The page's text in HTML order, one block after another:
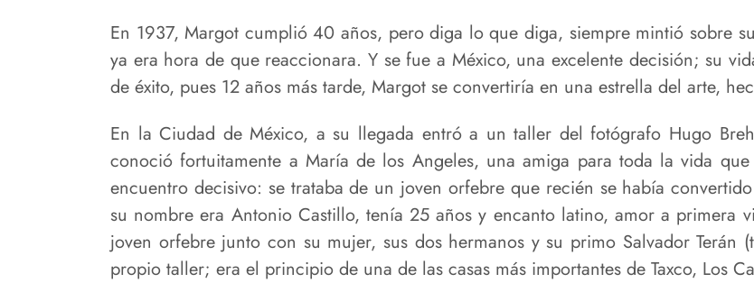
En 1937, Margot cumplió 40 años, pero diga lo que diga, siempre mintió sobre
ya era hora de que reaccionara. Y se fue a México, una excelente decisión; su
de éxito, pues 12 años más tarde, Margot se convertiría en una estrella del arte,
En la Ciudad de México, a su llegada entró a un taller del fotógrafo Hugo
conoció fortuitamente a María de los Angeles, una amiga para toda la vida
encuentro decisivo: se trataba de un joven orfebre que recién se había
su nombre era Antonio Castillo, tenía 25 años y encanto latino, amor a primera
joven orfebre junto con su mujer, sus dos hermanos y su primo Salvador Terán
propio taller; era el principio de una de las casas más importantes de Taxco, Los